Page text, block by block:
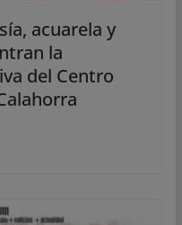
acuarela y
la
del Centro